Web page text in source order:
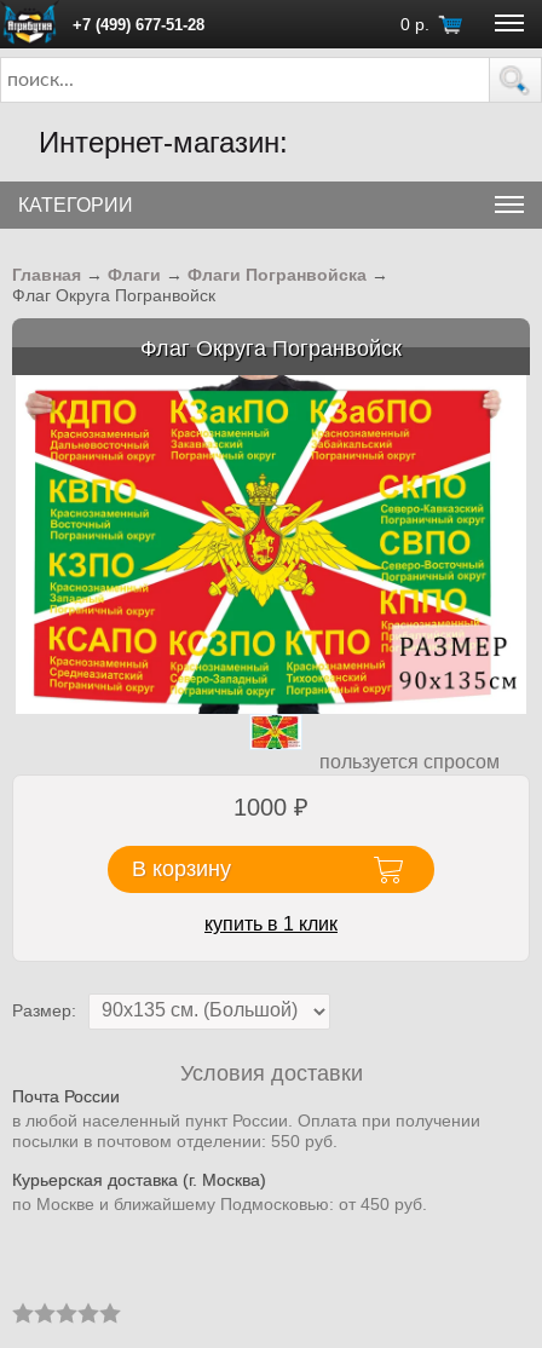
+7 (499) 677-51-28 0 р.
ПН - ПТ с 10:00 до 18:00 (Москва)
Интернет-магазин:
КАТЕГОРИИ
Главная → Флаги → Флаги Погранвойска →
Флаг Округа Погранвойск
Флаг Округа Погранвойск
пользуется спросом
1000 ₽
В корзину
купить в 1 клик
Размер:
Условия доставки
Почта России
в любой населенный пункт России. Оплата при получении
посылки в почтовом отделении: 550 руб.
Курьерская доставка (г. Москва)
по Москве и ближайшему Подмосковью: от 450 руб.